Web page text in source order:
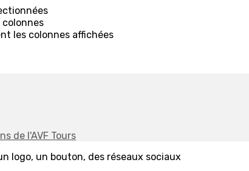
les colonnes affichées
de l'AVF Tours
logo, un bouton, des réseaux sociaux